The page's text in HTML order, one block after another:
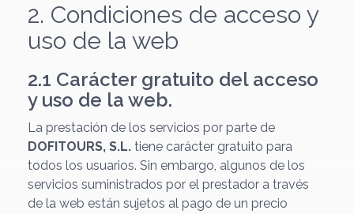
2. Condiciones de acceso y
uso de la web
2.1 Carácter gratuito del acceso
y uso de la web.
La prestación de los servicios por parte de
DOFITOURS, S.L. tiene carácter gratuito para
todos los usuarios. Sin embargo, algunos de los
servicios suministrados por el prestador a través
de la web están sujetos al pago de un precio